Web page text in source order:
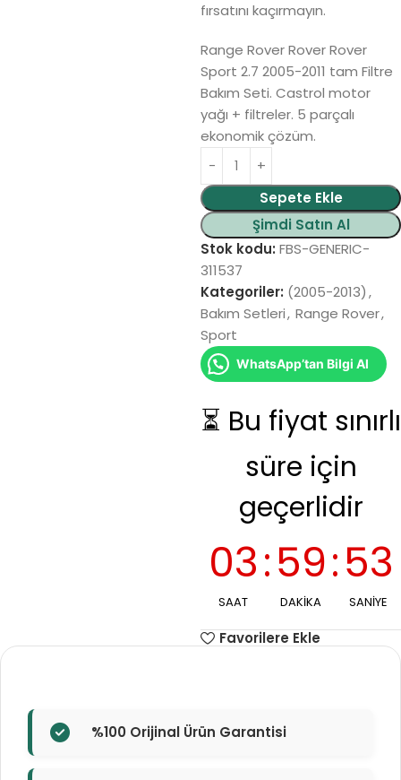
fırsatını kaçırmayın.
Range Rover Rover Rover
Sport 2.7 2005-2011 tam Filtre
Bakım Seti. Castrol motor
yağı + filtreler. 5 parçalı
ekonomik çözüm.
Sepete Ekle
Şimdi Satın Al
Alternative:
Stok kodu: FBS-GENERIC-
311537
Kategoriler: (2005-2013),
Bakım Setleri, Range Rover,
Sport
WhatsApp’tan Bilgi Al
⏳ Bu fiyat sınırlı
süre için
geçerlidir
03
SAAT
:59
DAKIKA
:52
SANIYE
Favorilere Ekle
%100 Orijinal Ürün Garantisi